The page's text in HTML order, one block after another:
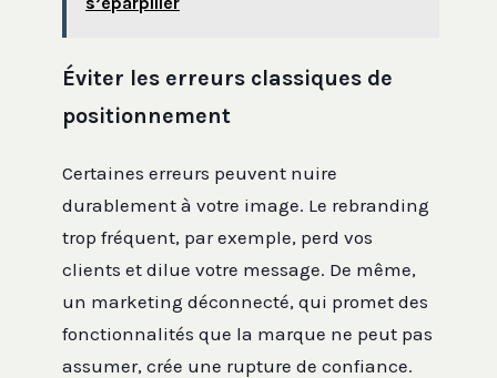
Éviter les erreurs classiques de
positionnement
Certaines erreurs peuvent nuire
durablement à votre image. Le rebranding
trop fréquent, par exemple, perd vos
clients et dilue votre message. De même,
un marketing déconnecté, qui promet des
fonctionnalités que la marque ne peut pas
assumer, crée une rupture de confiance.